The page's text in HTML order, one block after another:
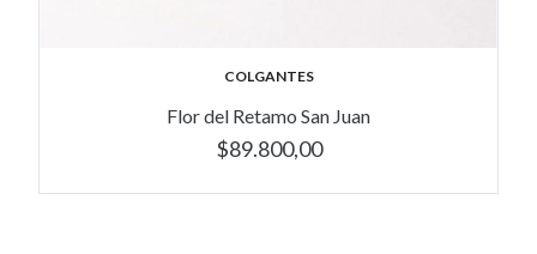
COLGANTES
Flor del Retamo San Juan
$89.800,00